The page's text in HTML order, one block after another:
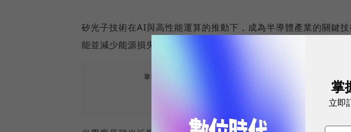
矽光子技術在AI與高性能運算的推動下，成為半導體產業的關鍵
能並減少能源損失。
掌握最新AI、半導體、數位趨勢！訂閱《數位時代》日報及社群
掌
立即